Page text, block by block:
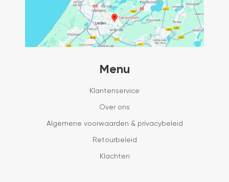
Menu
Klantenservice
Over ons
Algemene voorwaarden & privacybeleid
Retourbeleid
Klachten